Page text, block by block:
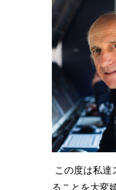
この度は私達
ることを大変